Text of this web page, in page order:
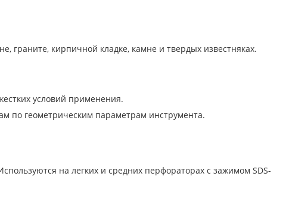
граните, кирпичной кладке, камне и твердых известняках.
условий применения.
по геометрическим параметрам инструмента.
на легких и средних перфораторах с зажимом SDS-